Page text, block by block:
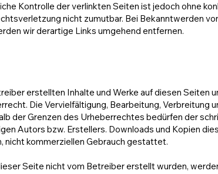
Kontrolle der verlinkten Seiten ist jedoch ohne
nicht zumutbar. Bei Bekanntwerden
wir derartige Links umgehend entfernen.
erstellten Inhalte und Werke auf diesen Seiten
Die Vervielfältigung, Bearbeitung, Verbreitung
der Grenzen des Urheberrechtes bedürfen der
Autors bzw. Erstellers. Downloads und Kopien
nicht kommerziellen Gebrauch gestattet.
Seite nicht vom Betreiber erstellt wurden,